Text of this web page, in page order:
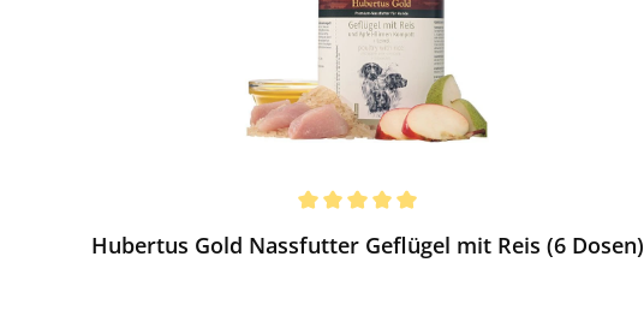
Hubertus Gold Nassfutter Geflügel mit Reis (6 Dosen)